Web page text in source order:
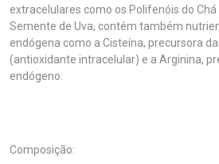
extracelulares como os Polifenóis do
Semente de Uva, contém também
endógena como a Cisteína, precursora
(antioxidante intracelular) e a Arginina,
endógeno.
Composição: